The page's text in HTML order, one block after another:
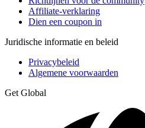
Affiliate-verklaring
Dien een coupon in
Juridische informatie en beleid
Privacybeleid
Algemene voorwaarden
Get Global